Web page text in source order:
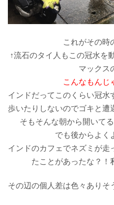
これがその時
↑流石のタイ人もこの冠水を
マックス
こんなもんじ
インドだってこのくらい冠水
歩いたりしないのでゴキと
そもそんな朝から開いて
でも後からよく
インドのカフェでネズミが走
たことがあったな？！
その辺の個人差は色々ありそ